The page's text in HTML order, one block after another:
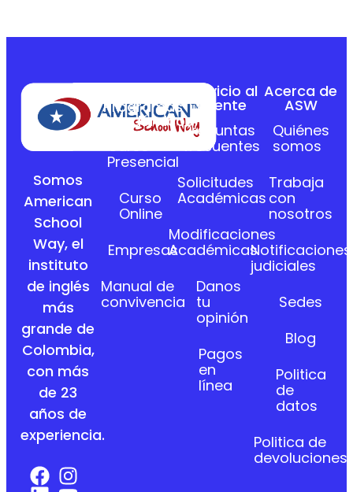
Somos
American
School
Way, el
instituto
de inglés
más
grande de
Colombia,
con más
de 23
años de
experiencia.
Programas
Académicos
Curso
Presencial
Curso
Online
Empresas
Manual de
convivencia
Servicio al
Cliente
Preguntas
frecuentes
Solicitudes
Académicas
Modificaciones
Académicas
Danos
tu
opinión
Pagos
en
línea
Acerca de
ASW
Quiénes
somos
Trabaja
con
nosotros
Notificaciones
judiciales
Sedes
Blog
Politica
de
datos
Politica de
devoluciones